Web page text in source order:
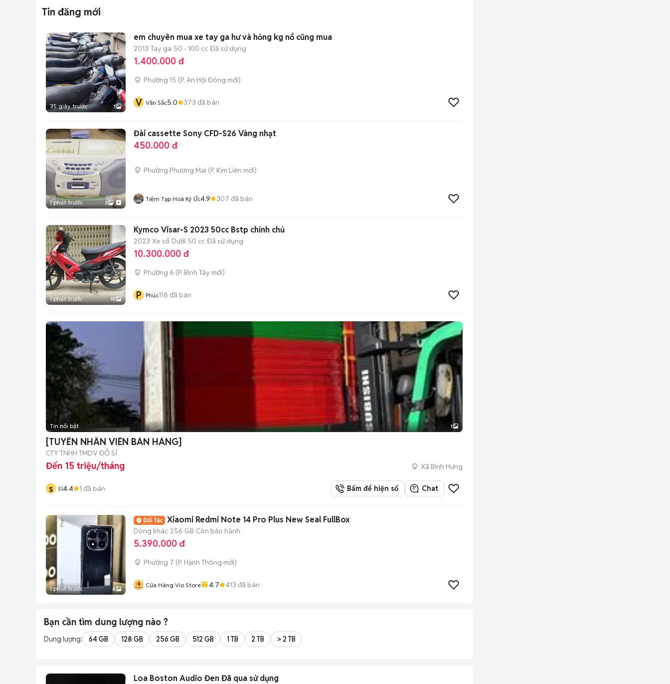
Tin đăng mới
35 giây trước 1
em chuyên mua xe tay ga hư và hỏng kg nổ cũng mua
2013 Tay ga 50 - 100 cc Đã sử dụng
1.400.000 đ
Phường 15 (P. An Hội Đông mới)
V Văn Sắc5.0 373 đã bán
1 phút trước 3
Đài cassette Sony CFD-S26 Vàng nhạt
450.000 đ
Phường Phương Mai (P. Kim Liên mới)
Tiệm Tạp Hoá Ký Ức4.9 307 đã bán
1 phút trước 15
Kymco Visar-S 2023 50cc Bstp chính chủ
2023 Xe số Dưới 50 cc Đã sử dụng
10.300.000 đ
Phường 6 (P. Bình Tây mới)
P Phúc118 đã bán
Tin nổi bật 1
[TUYỂN NHÂN VIÊN BÁN HÀNG]
CTY TNHH TMDV ĐỖ SĨ
Đến 15 triệu/tháng Xã Bình Hưng
s Sĩ4.4 1 đã bán Bấm để hiện số Chat
1 phút trước 6
Xiaomi Redmi Note 14 Pro Plus New Seal FullBox
Dòng khác 256 GB Còn bảo hành
5.390.000 đ
Phường 7 (P. Hạnh Thông mới)
Cửa Hàng Vio Store 4.7 413 đã bán
Bạn cần tìm dung lượng nào ?
Dung lượng: 64 GB 128 GB 256 GB 512 GB 1 TB 2 TB > 2 TB
Loa Boston Audio Đen Đã qua sử dụng